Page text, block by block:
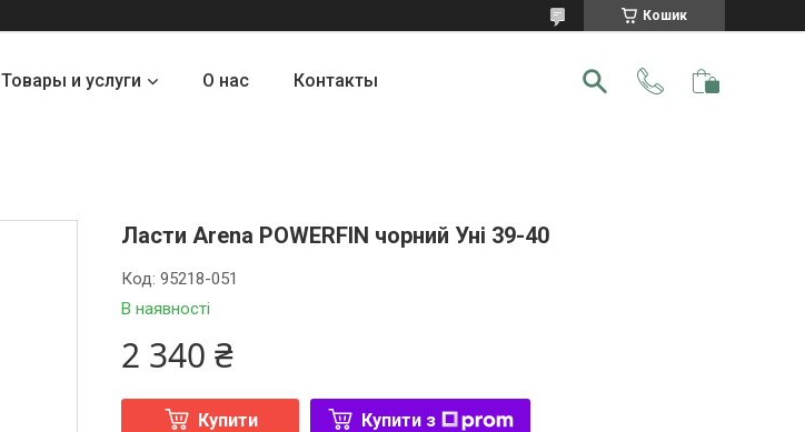
Кошик
Товары и услуги О нас Контакты
Ласти Arena POWERFIN чорний Уні 39-40
В наявності
Код:95218-051
2 340 ₴
Купити Купити з